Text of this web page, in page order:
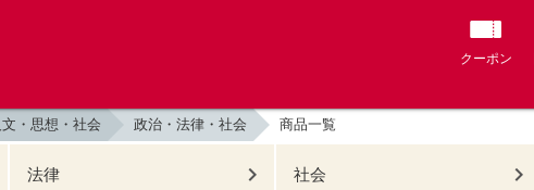
クーポン
文・思想・社会 政治・法律・社会 商品一覧
法律 社会